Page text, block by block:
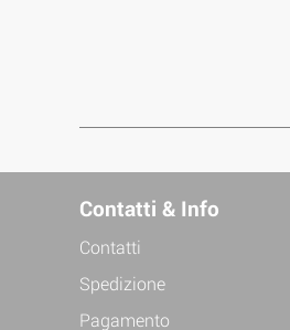
Contatti & Info
Contatti
Spedizione
Pagamento